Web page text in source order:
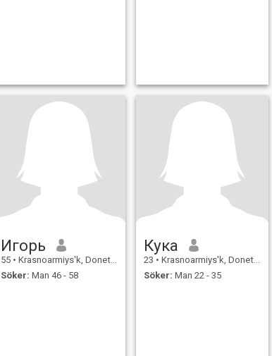
Игорь
55 • Krasnoarmiys'k, Donets'k, Ukraina
Söker: Man 46 - 58
Кука
23 • Krasnoarmiys'k, Donets'k, Ukraina
Söker: Man 22 - 35